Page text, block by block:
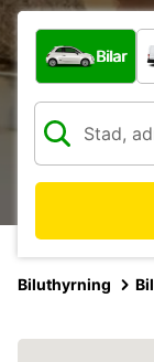
Vilken typ av
Bilar
Biluthyrning